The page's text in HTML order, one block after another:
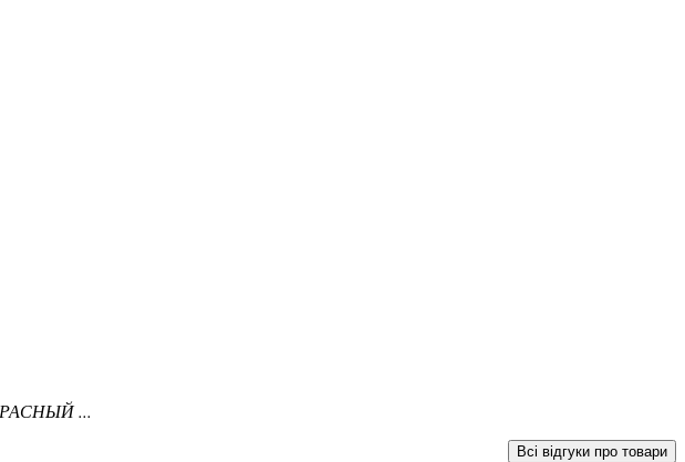
...
Всі відгуки про товари